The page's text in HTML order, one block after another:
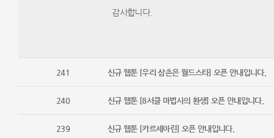
감사합니다.​
241 신규 웹툰 [우리 삼촌은 월드스타] 오픈 안내입니다.
240 신규 웹툰 [8서클 마법사의 환생] 오픈 안내입니다.
239 신규 웹툰 [카르세아린] 오픈 안내입니다.